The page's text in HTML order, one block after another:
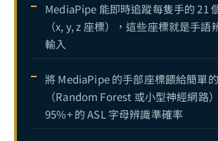
MediaPipe 能即時追蹤每隻手的 21
（x, y, z 座標），這些座標就是手
輸入
將 MediaPipe 的手部座標餵給簡單
（Random Forest 或小型神經網路
95%+ 的 ASL 字母辨識準確率